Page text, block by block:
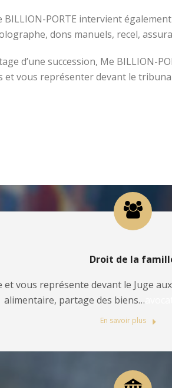
PORTE intervient
dons manuels, recel,
d’une succession, Me BILLION-
et vous représenter devant le
Droit de la
vous représente devant le Juge
alimentaire, partage des biens…
En savoir plus